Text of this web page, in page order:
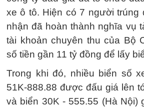
xe ô tô. Hiện có 7 người trúng
nhận đã hoàn thành nghĩa vụ
tài khoản chuyên thu của Bộ
số tiền gần 11 tỷ đồng để lấy
Trong khi đó, nhiều biển số
51K-888.88 được đấu giá lên
và biển 30K - 555.55 (Hà Nội)